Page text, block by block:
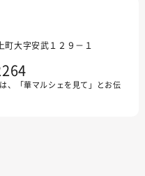
町大字安武１２９－１
、「華マルシェを見て」とお伝